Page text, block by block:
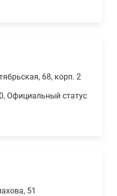
68, корп. 2
Официальный статус
51